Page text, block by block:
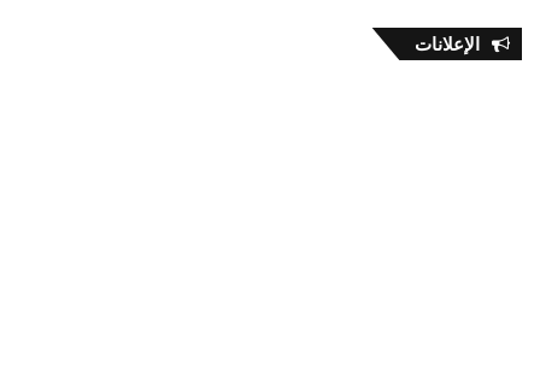
الإعلانات